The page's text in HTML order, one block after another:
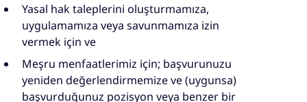
Yasal hak taleplerini oluşturmamıza,
uygulamamıza veya savunmamıza izin
vermek için ve
Meşru menfaatlerimiz için; başvurunuzu
yeniden değerlendirmemize ve (uygunsa)
başvurduğunuz pozisyon veya benzer bir